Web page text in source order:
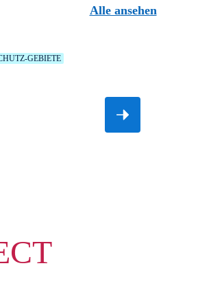
Alle ansehen
GEBIETE